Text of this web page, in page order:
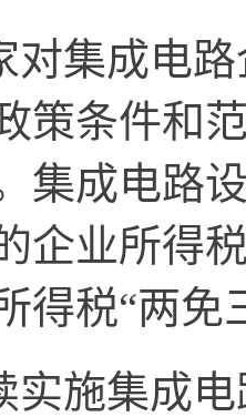
对集成电
策条件和
集成电路
企业所得
得税“两免
实施集成